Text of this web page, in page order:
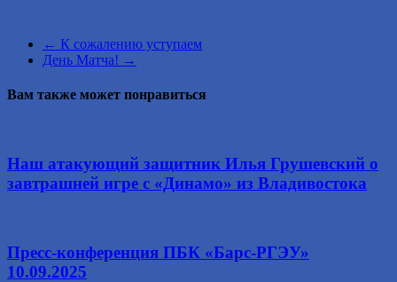
← К сожалению уступаем
День Матча! →
Вам также может понравиться
Наш атакующий защитник Илья Грушевский о
завтрашней игре с «Динамо» из Владивостока
Пресс-конференция ПБК «Барс-РГЭУ»
10.09.2025